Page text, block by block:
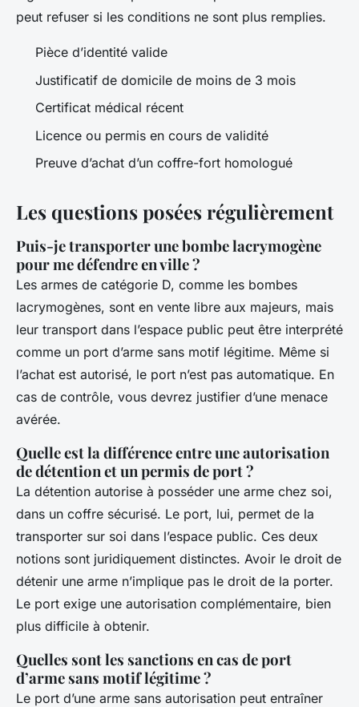
peut refuser si les conditions ne sont plus remplies.
Pièce d’identité valide
Justificatif de domicile de moins de 3 mois
Certificat médical récent
Licence ou permis en cours de validité
Preuve d’achat d’un coffre-fort homologué
Les questions posées régulièrement
Puis-je transporter une bombe lacrymogène
pour me défendre en ville ?
Les armes de catégorie D, comme les bombes
lacrymogènes, sont en vente libre aux majeurs, mais
leur transport dans l’espace public peut être interprété
comme un port d’arme sans motif légitime. Même si
l’achat est autorisé, le port n’est pas automatique. En
cas de contrôle, vous devrez justifier d’une menace
avérée.
Quelle est la différence entre une autorisation
de détention et un permis de port ?
La détention autorise à posséder une arme chez soi,
dans un coffre sécurisé. Le port, lui, permet de la
transporter sur soi dans l’espace public. Ces deux
notions sont juridiquement distinctes. Avoir le droit de
détenir une arme n’implique pas le droit de la porter.
Le port exige une autorisation complémentaire, bien
plus difficile à obtenir.
Quelles sont les sanctions en cas de port
d’arme sans motif légitime ?
Le port d’une arme sans autorisation peut entraîner